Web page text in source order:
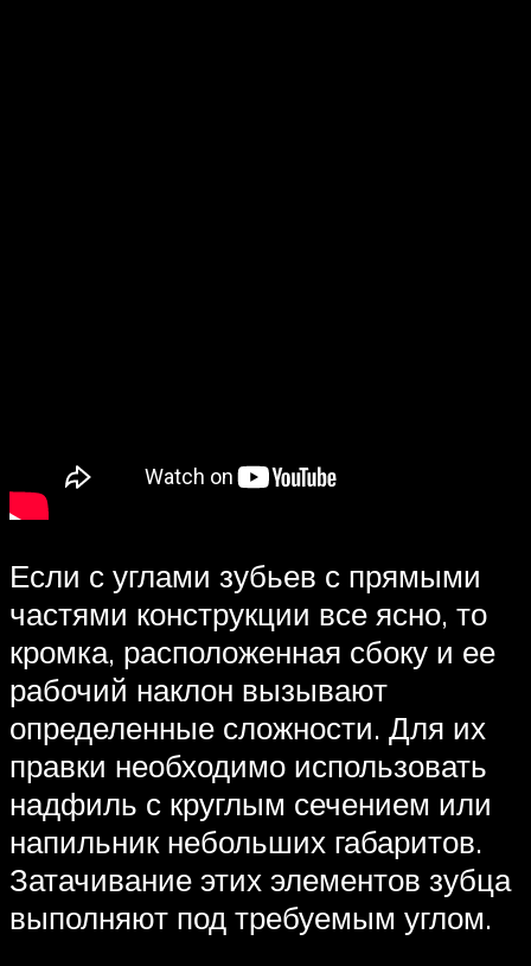
Если с углами зубьев с прямыми
частями конструкции все ясно, то
кромка, расположенная сбоку и ее
рабочий наклон вызывают
определенные сложности. Для их
правки необходимо использовать
надфиль с круглым сечением или
напильник небольших габаритов.
Затачивание этих элементов зубца
выполняют под требуемым углом.